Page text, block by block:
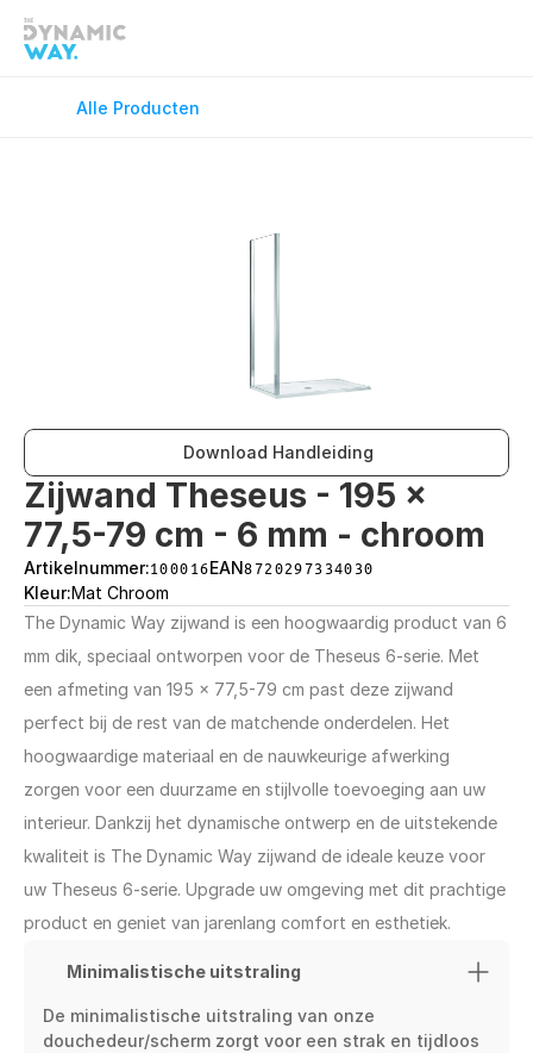
Keukenkranen
Alle Producten
Download Handleiding
Zijwand Theseus - 195 x
77,5-79 cm - 6 mm - chroom
Artikelnummer:100016EAN8720297334030
Kleur:Mat Chroom
The Dynamic Way zijwand is een hoogwaardig product van 6
mm dik, speciaal ontworpen voor de Theseus 6-serie. Met
een afmeting van 195 x 77,5-79 cm past deze zijwand
perfect bij de rest van de matchende onderdelen. Het
hoogwaardige materiaal en de nauwkeurige afwerking
zorgen voor een duurzame en stijlvolle toevoeging aan uw
interieur. Dankzij het dynamische ontwerp en de uitstekende
kwaliteit is The Dynamic Way zijwand de ideale keuze voor
uw Theseus 6-serie. Upgrade uw omgeving met dit prachtige
product en geniet van jarenlang comfort en esthetiek.
Minimalistische uitstraling
De minimalistische uitstraling van onze
douchedeur/scherm zorgt voor een strak en tijdloos